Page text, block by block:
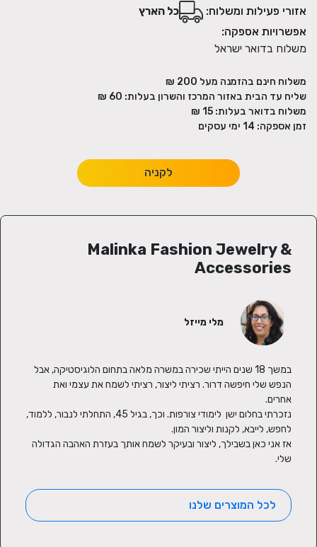
אזורי פעילות ומשלוח:
כל הארץ
אפשרויות אספקה:
משלוח בדואר ישראל
משלוח חינם בהזמנה מעל 200
₪
שליח עד הבית באזור המרכז והשרון בעלות:
משלוח בדואר בעלות:
זמן אספקה: 14 ימי עסקים
לקניה
שלי.
לכל המוצרים שלנו
Malinka Fashion Jewelry &
Accessories
מלי מייזל